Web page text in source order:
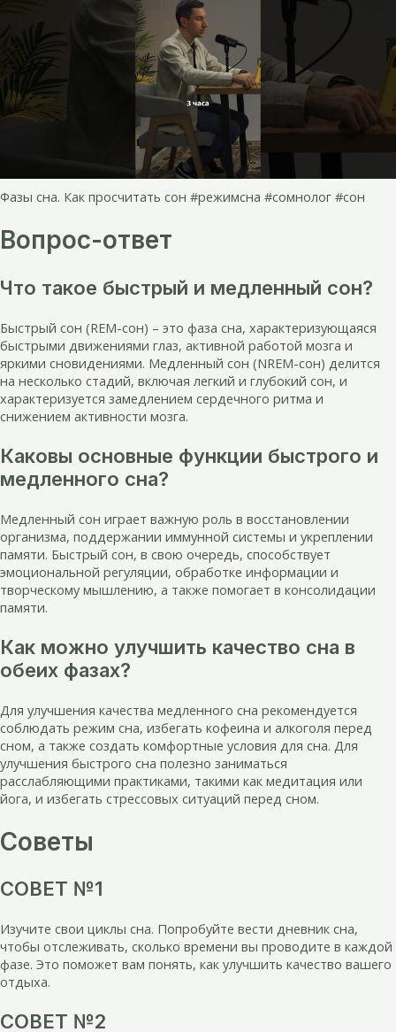
Фазы сна. Как просчитать сон #режимсна #сомнолог #сон
Вопрос-ответ
Что такое быстрый и медленный сон?
Быстрый сон (REM-сон) – это фаза сна, характеризующаяся
быстрыми движениями глаз, активной работой мозга и
яркими сновидениями. Медленный сон (NREM-сон) делится
на несколько стадий, включая легкий и глубокий сон, и
характеризуется замедлением сердечного ритма и
снижением активности мозга.
Каковы основные функции быстрого и
медленного сна?
Медленный сон играет важную роль в восстановлении
организма, поддержании иммунной системы и укреплении
памяти. Быстрый сон, в свою очередь, способствует
эмоциональной регуляции, обработке информации и
творческому мышлению, а также помогает в консолидации
памяти.
Как можно улучшить качество сна в
обеих фазах?
Для улучшения качества медленного сна рекомендуется
соблюдать режим сна, избегать кофеина и алкоголя перед
сном, а также создать комфортные условия для сна. Для
улучшения быстрого сна полезно заниматься
расслабляющими практиками, такими как медитация или
йога, и избегать стрессовых ситуаций перед сном.
Советы
СОВЕТ №1
Изучите свои циклы сна. Попробуйте вести дневник сна,
чтобы отслеживать, сколько времени вы проводите в каждой
фазе. Это поможет вам понять, как улучшить качество вашего
отдыха.
СОВЕТ №2